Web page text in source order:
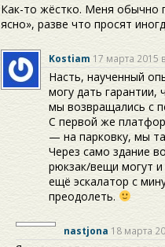
Как-то жёстко. Меня обычно
ясно», разве что просят
Kostiam 17 марта 2015
Насть, наученный
могу дать гарантии,
мы возвращались с
С первой же
— на парковку, мы
Через само здание
рюкзак/вещи могут
ещё эскалатор с
преодолеть.
nastjona 18 марта